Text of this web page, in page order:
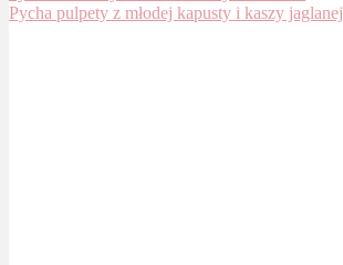
Pycha pulpety z młodej kapusty i kaszy